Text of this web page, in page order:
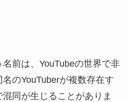
名前は、YouTubeの世界で非
のYouTuberが複数存在す
同が生じることがありま